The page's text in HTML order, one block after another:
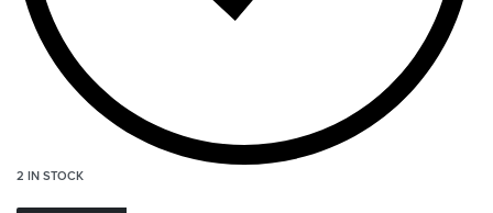
2 IN STOCK